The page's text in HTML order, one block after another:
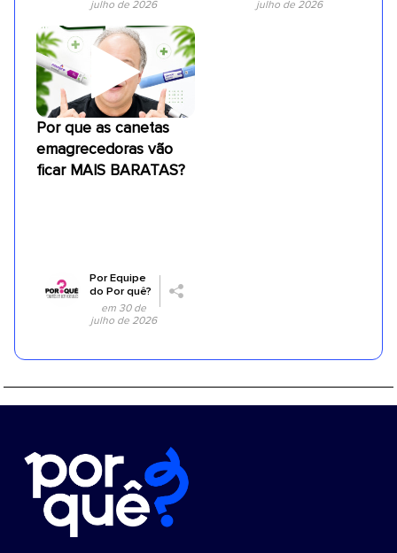
julho de 2026
julho de 2026
Por que as canetas
emagrecedoras vão
ficar MAIS BARATAS?
PorEquipe
do Por quê?
em 30 de
julho de 2026